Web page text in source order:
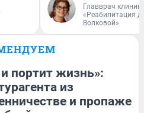
Главврач
«Реабилитация
Волковой»
портит жизнь»:
из
и пропаже